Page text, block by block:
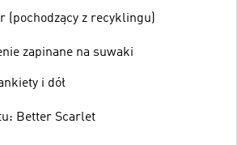
(pochodzący z recyklingu)
zapinane na suwaki
i dół
Better Scarlet